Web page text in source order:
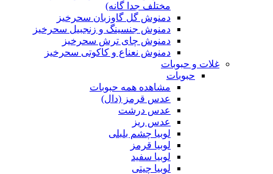
مختلف جدا گانه)
دمنوش گل گاوزبان سحرخیز
دمنوش جنسینگ و زنجبیل سحرخیز
دمنوش چای ترش سحرخیز
دمنوش نعناع و کاکوتی سحرخیز
غلات و حبوبات
حبوبات
مشاهده همه حبوبات
عدس قرمز (دال)
عدس درشت
عدس ریز
لوبیا چشم بلبلی
لوبیا قرمز
لوبیا سفید
لوبیا چیتی